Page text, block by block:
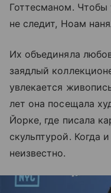
Готтесманом. Чтобы
не следит, Ноам
Их объединяла
заядлый
увлекается
лет она посещала
Йорке, где писала
скульптурой. Когда
неизвестно.